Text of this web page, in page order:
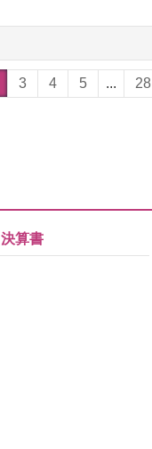
3 4 5 ... 28
決算書